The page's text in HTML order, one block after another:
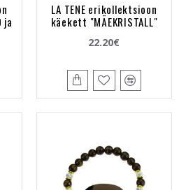
ja
LA TENE erikollektsioon
käekett "MÄEKRISTALL"
22.20€